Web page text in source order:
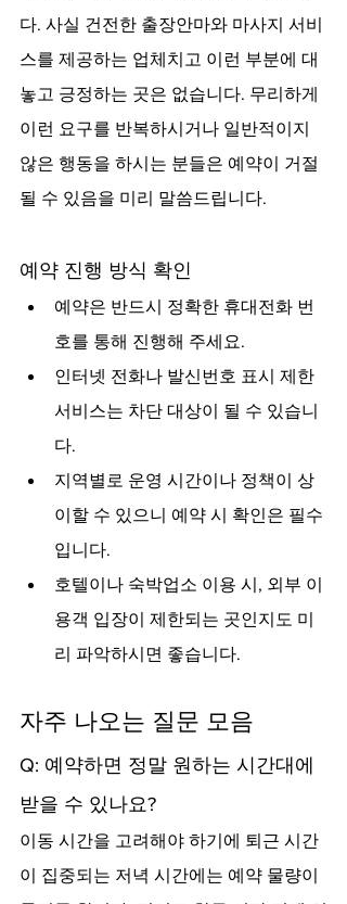
다. 사실 건전한 출장안마와 마사지 서비
스를 제공하는 업체치고 이런 부분에 대
놓고 긍정하는 곳은 없습니다. 무리하게
이런 요구를 반복하시거나 일반적이지
않은 행동을 하시는 분들은 예약이 거절
될 수 있음을 미리 말씀드립니다.
예약 진행 방식 확인
예약은 반드시 정확한 휴대전화 번
호를 통해 진행해 주세요.
인터넷 전화나 발신번호 표시 제한
서비스는 차단 대상이 될 수 있습니
다.
지역별로 운영 시간이나 정책이 상
이할 수 있으니 예약 시 확인은 필수
입니다.
호텔이나 숙박업소 이용 시, 외부 이
용객 입장이 제한되는 곳인지도 미
리 파악하시면 좋습니다.
자주 나오는 질문 모음
Q: 예약하면 정말 원하는 시간대에
받을 수 있나요?
이동 시간을 고려해야 하기에 퇴근 시간
이 집중되는 저녁 시간에는 예약 물량이